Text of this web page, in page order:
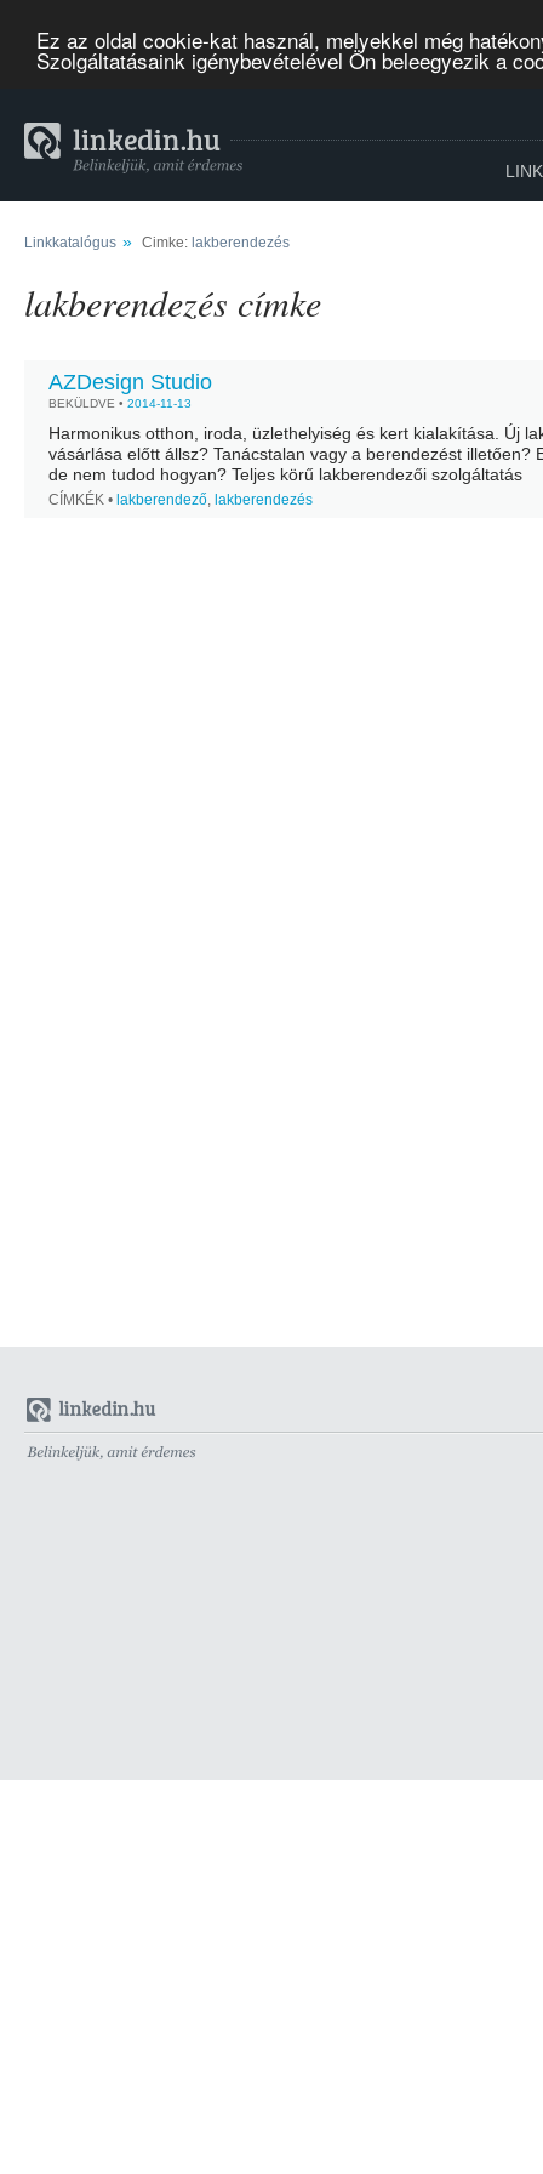
Ez az oldal cookie-kat használ, melyekkel még
Szolgáltatásaink igénybevételével Ön beleegyezik a
Linkkatalógus » Cimke: lakberendezés
lakberendezés címke
AZDesign Studio
BEKÜLDVE • 2014-11-13
Harmonikus otthon, iroda, üzlethelyiség és kert kialakítása. Új
vásárlása előtt állsz? Tanácstalan vagy a berendezést illetően?
de nem tudod hogyan? Teljes körű lakberendezői szolgáltatás
személyesen vagy online. Helyszíni felmérés, alaprajz készítése,
CÍMKÉK • lakberendező, lakberendezés